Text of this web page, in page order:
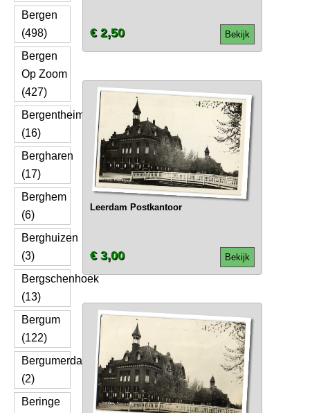
Bergen
(498)
Bergen
Op Zoom
(427)
Bergentheim
(16)
Bergharen
(17)
Berghem
(6)
Berghuizen
(3)
Bergschenhoek
(13)
Bergum
(122)
Bergumerdam
(2)
Beringe
Bekijk
€ 2,50
Leerdam Postkantoor
Bekijk
€ 3,00